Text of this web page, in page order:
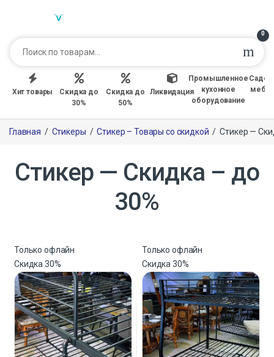
0
Хит товары
Скидка до
30%
Скидка до
50%
Ликвидация
Промышленное
кухонное
оборудование
Главная / Стикеры / Стикер – Товары со скидкой / Стикер —
Стикер — Скидка – до
30%
Только офлайн
Скидка30%
Только офлайн
Скидка30%